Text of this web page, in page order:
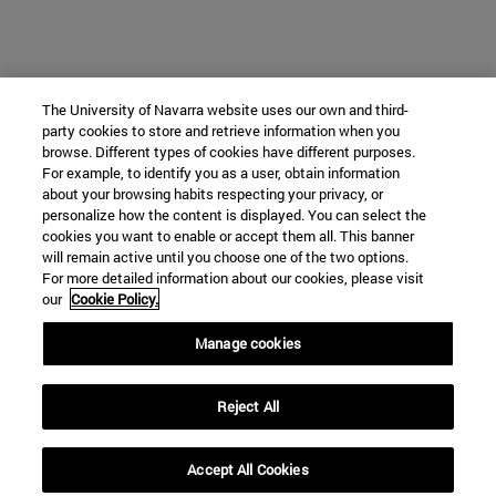
The University of Navarra website uses our own and third-
party cookies to store and retrieve information when you
browse. Different types of cookies have different purposes.
For example, to identify you as a user, obtain information
about your browsing habits respecting your privacy, or
personalize how the content is displayed. You can select the
cookies you want to enable or accept them all. This banner
will remain active until you choose one of the two options.
For more detailed information about our cookies, please visit
our Cookie Policy.
Manage cookies
Reject All
Accept All Cookies